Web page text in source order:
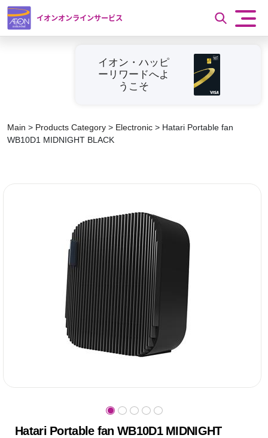
イオンオンラインサービス
イオン・ハッピ
ーリワードへよ
うこそ
Main > Products Category > Electronic > Hatari Portable fan
WB10D1 MIDNIGHT BLACK
Hatari Portable fan WB10D1 MIDNIGHT